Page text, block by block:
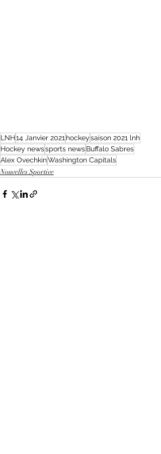
LNH14 Janvier 2021 hockeysaison 2021 lnh
Hockey newssports newsBuffalo Sabres
Alex OvechkinWashington Capitals
Nouvelles Sportive